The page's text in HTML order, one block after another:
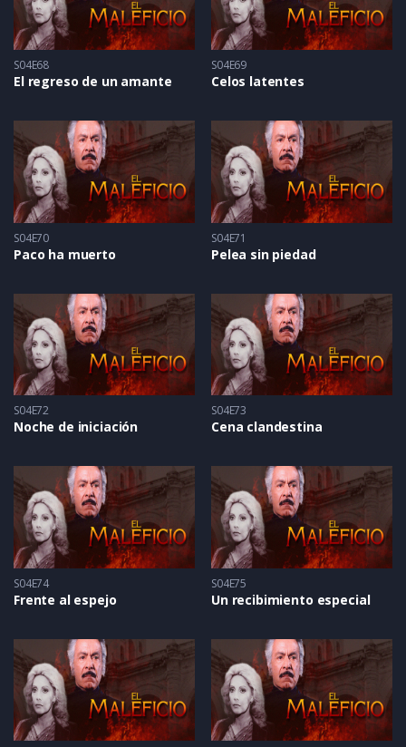
S04E68
El regreso de un amante
S04E69
Celos latentes
S04E70
Paco ha muerto
S04E71
Pelea sin piedad
S04E72
Noche de iniciación
S04E73
Cena clandestina
S04E74
Frente al espejo
S04E75
Un recibimiento especial